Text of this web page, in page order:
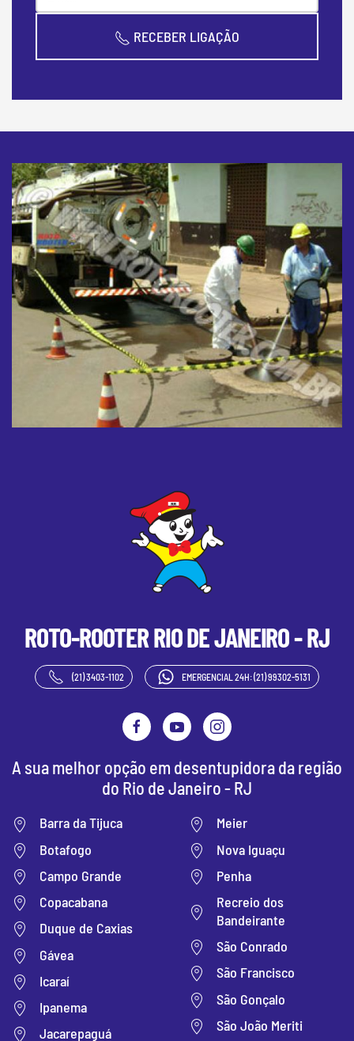
RECEBER LIGAÇÃO
ROTO-ROOTERRIO DE JANEIRO - RJ
(21) 3403-1102 EMERGENCIAL 24H: (21) 99302-5131
A sua melhor opção em desentupidora da região
do Rio de Janeiro - RJ
Barra da Tijuca
Botafogo
Campo Grande
Copacabana
Duque de Caxias
Gávea
Icaraí
Ipanema
Jacarepaguá
Meier
Nova Iguaçu
Penha
Recreio dos
Bandeirante
São Conrado
São Francisco
São Gonçalo
São João Meriti